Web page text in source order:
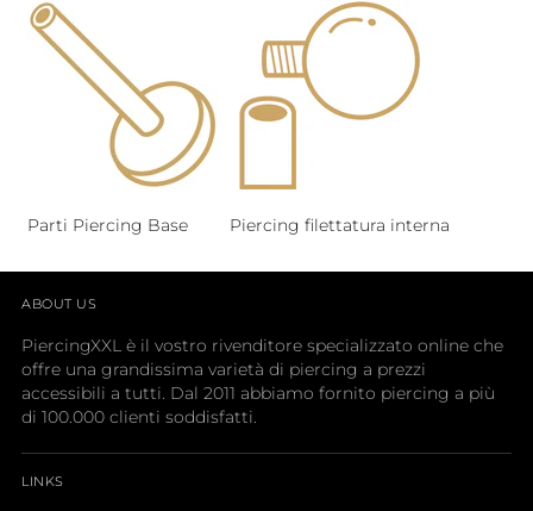
Parti Piercing Base Piercing filettatura interna
ABOUT US
PiercingXXL è il vostro rivenditore specializzato online che
offre una grandissima varietà di piercing a prezzi
accessibili a tutti. Dal 2011 abbiamo fornito piercing a più
di 100.000 clienti soddisfatti.
LINKS